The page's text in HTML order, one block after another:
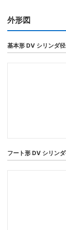
外形図
基本形 DV シリンダ
フート形 DV シリン